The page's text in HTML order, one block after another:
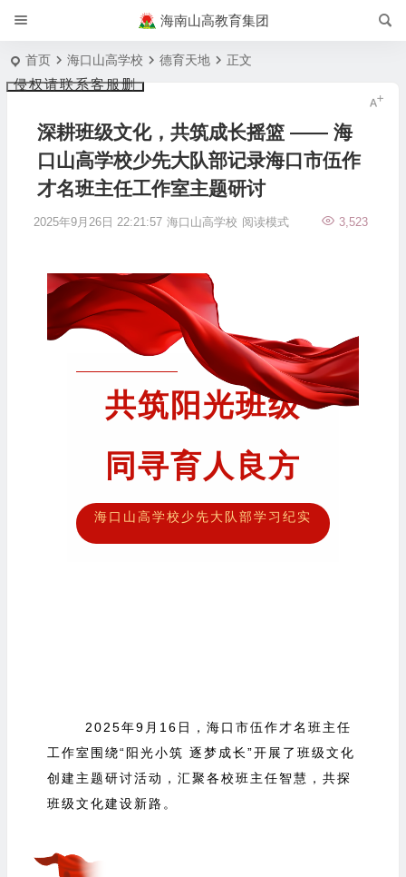
海南山高教育集团
首页 海口山高学校 德育天地 正文
深耕班级文化，共筑成长摇篮 —— 海
口山高学校少先大队部记录海口市伍作
才名班主任工作室主题研讨
2025年9月26日 22:21:57 海口山高学校 3,523
阅读模式
共筑阳光班级
同寻育人良方
海口山高学校少先大队部学习纪实
2025年9月16日 ， 海口市伍作才名班主任
工作室围绕“阳光小筑 逐梦成长”开展了班级文化
创建主题研讨活动，汇聚各校班主任智慧，共探
班级文化建设新路。
侵权请联系客服删